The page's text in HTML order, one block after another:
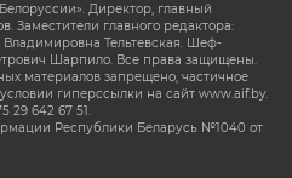
Директор, главный
Заместители главного редактора:
Тельтевская. Шеф-
Шарпило. Все права защищены.
материалов запрещено, частичное
гиперссылки на сайт www.aif.by.
29 642 67 51.
Республики Беларусь №1040 от